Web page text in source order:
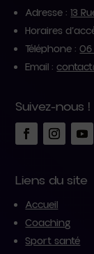
Adresse :13
Horaires
Téléphone :06
Email :
Suivez-nous !
Liens du site
Accueil
Coaching
Sport santé